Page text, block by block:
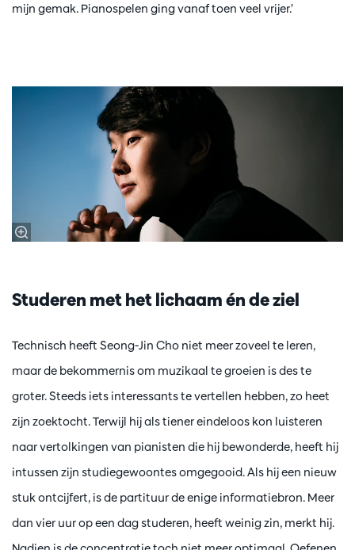
mijn gemak. Pianospelen ging vanaf toen veel vrijer.’
Studeren met het lichaam én de ziel
Technisch heeft Seong-Jin Cho niet meer zoveel te leren,
maar de bekommernis om muzikaal te groeien is des te
groter. Steeds iets interessants te vertellen hebben, zo heet
zijn zoektocht. Terwijl hij als tiener eindeloos kon luisteren
naar vertolkingen van pianisten die hij bewonderde, heeft hij
intussen zijn studiegewoontes omgegooid. Als hij een nieuw
stuk ontcijfert, is de partituur de enige informatiebron. Meer
dan vier uur op een dag studeren, heeft weinig zin, merkt hij.